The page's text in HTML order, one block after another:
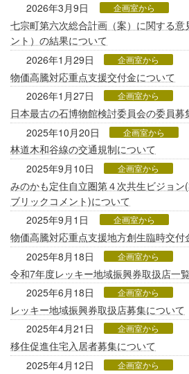
2026年3月9日
企画室から
七宗町第六次総合計画（案）に関する意
ント）の結果について
2026年1月29日
企画室から
物価高騰対応重点支援交付金について
2026年1月27日
企画室から
日本最古の石博物館検討委員会の委員募
2025年10月20日
企画室から
林道木和谷線の交通規制について
2025年9月10日
企画室から
みのかも定住自立圏第４次共生ビジョ
ブリックコメント)について
2025年9月1日
企画室から
物価高騰対応重点支援地方創生臨時交付
2025年8月18日
企画室から
令和7年度レッキー地域振興券取扱店一
2025年6月18日
企画室から
レッキー地域振興券取扱店募集について
2025年4月21日
企画室から
移住促進住宅入居者募集について
2025年4月12日
企画室から